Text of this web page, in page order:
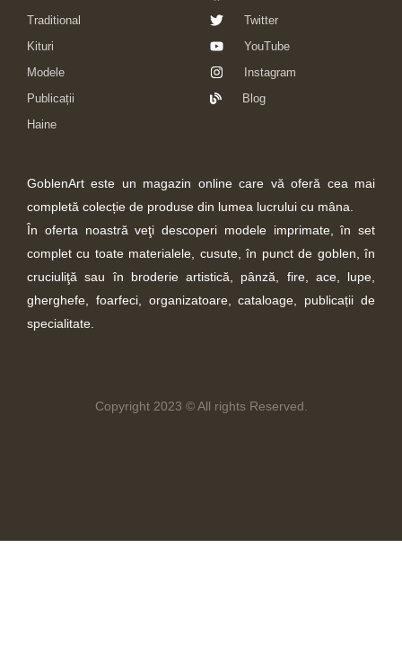
Traditional
Kituri
Modele
Publicații
Haine
Twitter
YouTube
Instagram
Blog
GoblenArt este un magazin online care vă oferă cea mai
completă colecție de produse din lumea lucrului cu mâna.
În oferta noastră veţi descoperi modele imprimate, în set
complet cu toate materialele, cusute, în punct de goblen, în
cruciuliţă sau în broderie artistică, pânză, fire, ace, lupe,
gherghefe, foarfeci, organizatoare, cataloage, publicații de
specialitate.
Copyright 2023 © All rights Reserved.